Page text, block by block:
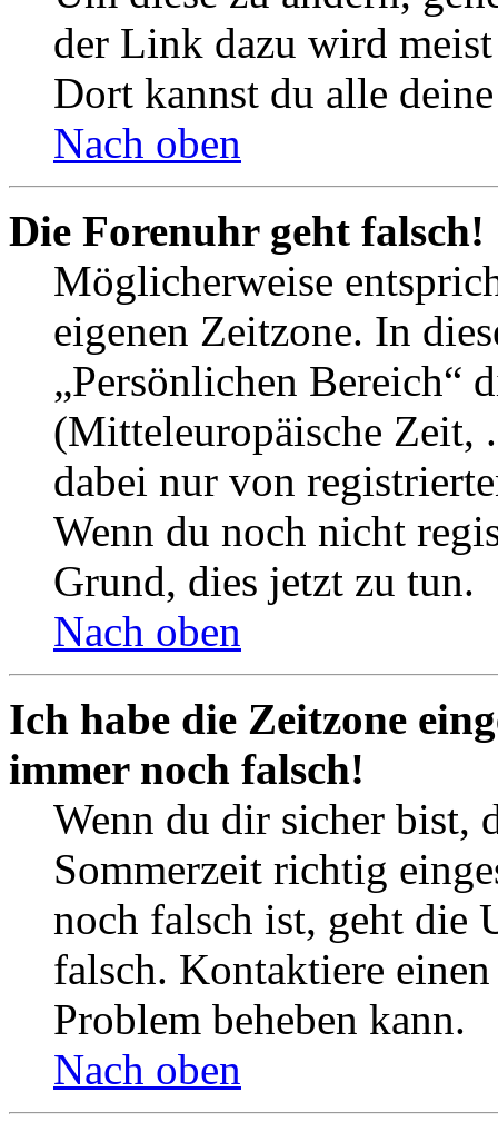
der Link dazu wird
Dort kannst du alle
Nach oben
Die Forenuhr geht falsch!
Möglicherweise
eigenen Zeitzone. In
„Persönlichen Bereich“
(Mitteleuropäische Zeit,
dabei nur von
Wenn du noch nicht
Grund, dies jetzt zu tun.
Nach oben
Ich habe die Zeitzone
immer noch falsch!
Wenn du dir sicher bist,
Sommerzeit richtig
noch falsch ist, geht die
falsch. Kontaktiere
Problem beheben kann.
Nach oben